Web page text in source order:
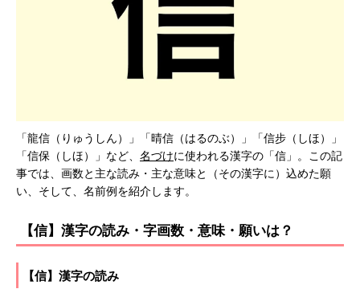
「龍信（りゅうしん）」「晴信（はるのぶ）」「信步（しほ）」
「信保（しほ）」など、 名づけに使われる漢字の「信」。この記
事では、画数と主な読み・主な意味と（その漢字に）込めた願
い、そして、名前例を紹介します。
【信】漢字の読み・字画数・意味・願いは？
【信】漢字の読み